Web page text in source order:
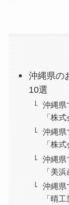
沖縄県の
10選
沖縄県
「株
沖縄県
「株
沖縄県
「美
沖縄県
「晴工